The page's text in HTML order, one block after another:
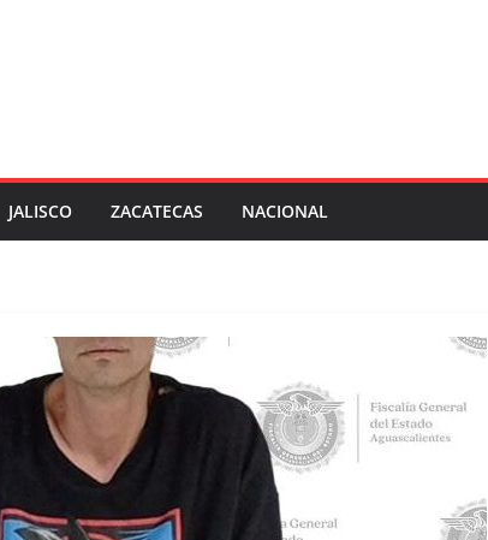
JALISCO ZACATECAS NACIONAL